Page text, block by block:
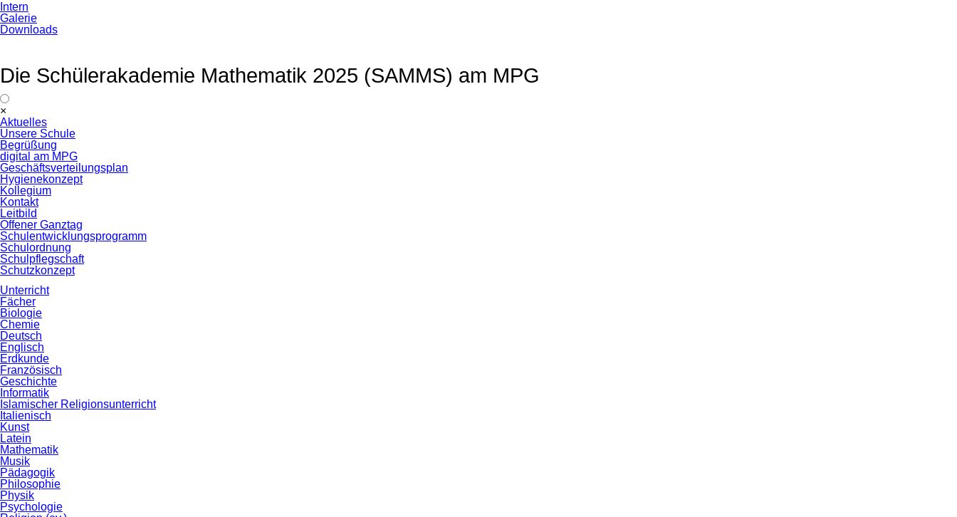
Intern
Galerie
Downloads
Die Schülerakademie Mathematik 2025 (SAMMS) am MPG
×
überspringen
Aktuelles
Unsere Schule
Begrüßung
digital am MPG
Geschäftsverteilungsplan
Hygienekonzept
Kollegium
Kontakt
Leitbild
Offener Ganztag
Schulentwicklungsprogramm
Schulordnung
Schulpflegschaft
Schutzkonzept
Unterricht
Fächer
Biologie
Chemie
Deutsch
Englisch
Erdkunde
Französisch
Geschichte
Informatik
Islamischer Religionsunterricht
Italienisch
Kunst
Latein
Mathematik
Musik
Pädagogik
Philosophie
Physik
Psychologie